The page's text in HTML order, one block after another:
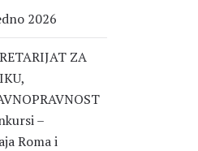
2026
ZA
–
Roma i